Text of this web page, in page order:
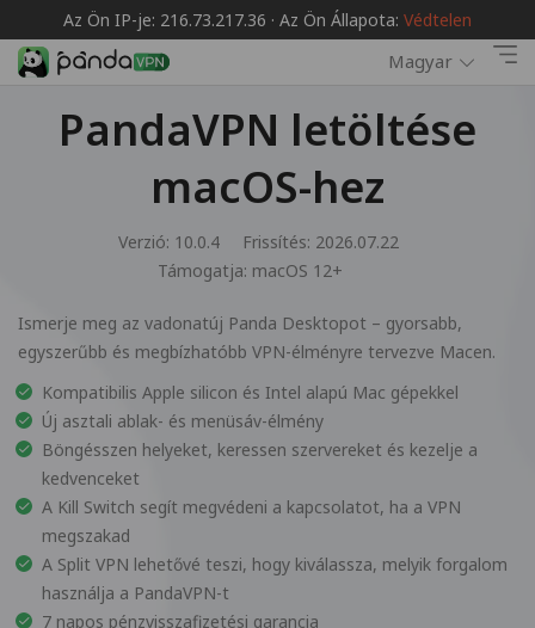
Az Ön IP-je: 216.73.217.36 · Az Ön Állapota: Védtelen
Magyar
PandaVPN letöltése
macOS-hez
Verzió: 10.0.4
Frissítés: 2026.07.22
Támogatja: macOS 12+
Ismerje meg az vadonatúj Panda Desktopot – gyorsabb,
egyszerűbb és megbízhatóbb VPN-élményre tervezve Macen.
Kompatibilis Apple silicon és Intel alapú Mac gépekkel
Új asztali ablak- és menüsáv-élmény
Böngésszen helyeket, keressen szervereket és kezelje a
kedvenceket
A Kill Switch segít megvédeni a kapcsolatot, ha a VPN
megszakad
A Split VPN lehetővé teszi, hogy kiválassza, melyik forgalom
használja a PandaVPN-t
7 napos pénzvisszafizetési garancia